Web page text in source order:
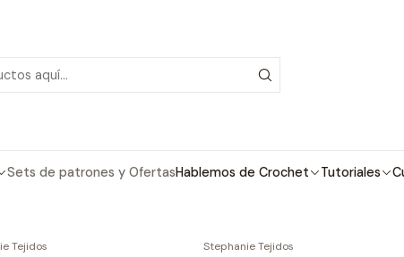
Sets de patrones y OfertasHablemos de Crochet Tutoriales
Sets de patrones y Ofertas
a crochet en oferta o con descuento! También puedes
patrones a precio rebajados.
Tejidos Stephanie Tejidos